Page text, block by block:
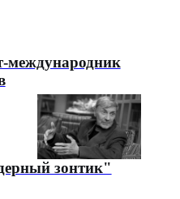
международник
зонтик"